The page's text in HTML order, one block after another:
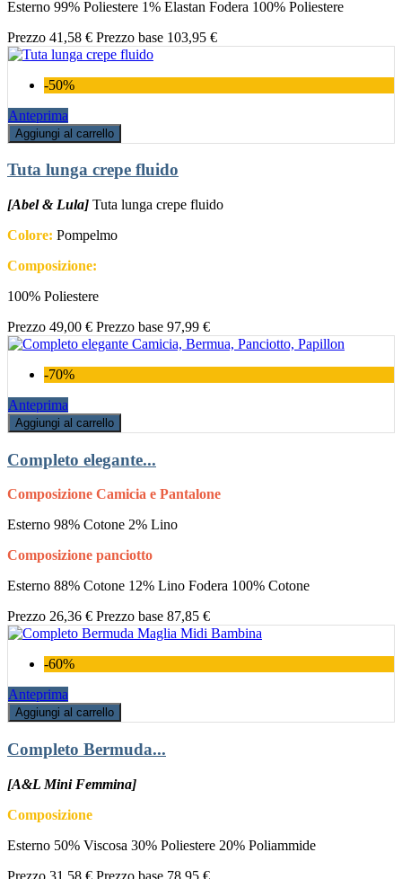
Esterno 99% Poliestere 1% Elastan Fodera 100% Poliestere
Prezzo 41,58 € Prezzo base 103,95 €
-50%
Anteprima
Aggiungi al carrello
Tuta lunga crepe fluido
[Abel & Lula] Tuta lunga crepe fluido
Colore: Pompelmo
Composizione:
100% Poliestere
Prezzo 49,00 € Prezzo base 97,99 €
-70%
Anteprima
Aggiungi al carrello
Completo elegante...
Composizione Camicia e Pantalone
Esterno 98% Cotone 2% Lino
Composizione panciotto
Esterno 88% Cotone 12% Lino Fodera 100% Cotone
Prezzo 26,36 € Prezzo base 87,85 €
-60%
Anteprima
Aggiungi al carrello
Completo Bermuda...
[A&L Mini Femmina]
Composizione
Esterno 50% Viscosa 30% Poliestere 20% Poliammide
Prezzo 31,58 € Prezzo base 78,95 €